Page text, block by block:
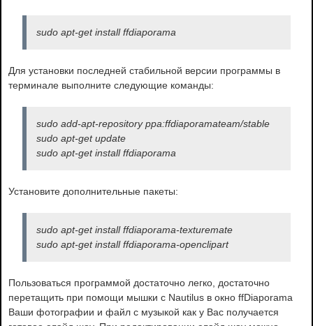
sudo apt-get install ffdiaporama
Для установки последней стабильной версии программы в
терминале выполните следующие команды:
sudo add-apt-repository ppa:ffdiaporamateam/stable
sudo apt-get update
sudo apt-get install ffdiaporama
Установите дополнительные пакеты:
sudo apt-get install ffdiaporama-texturemate
sudo apt-get install ffdiaporama-openclipart
Пользоваться программой достаточно легко, достаточно
перетащить при помощи мышки с Nautilus в окно ffDiaporama
Ваши фотографии и файл с музыкой как у Вас получается